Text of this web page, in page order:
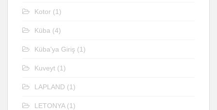
Kotor (1)
Küba (4)
Küba'ya Giriş (1)
Kuveyt (1)
LAPLAND (1)
LETONYA(1)